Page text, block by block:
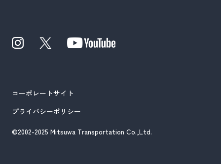
コーポレートサイト
プライバシーポリシー
©2002-2025 Mitsuwa Transportation Co.,Ltd.